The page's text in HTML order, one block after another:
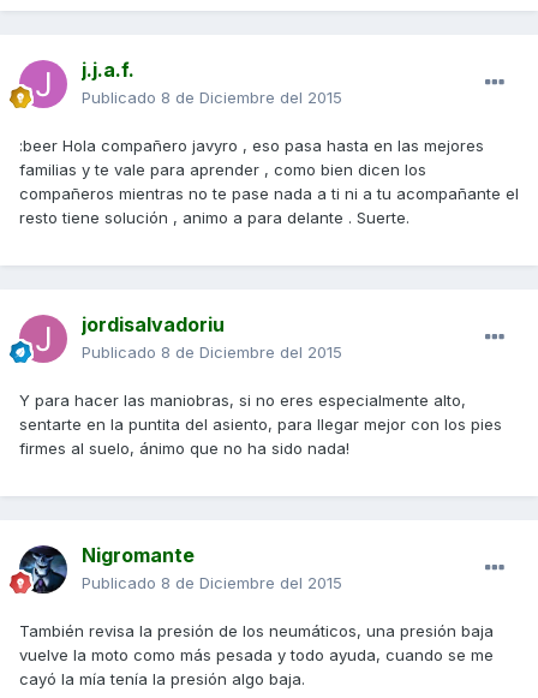
j.j.a.f.
Publicado 8 de Diciembre del 2015
:beer Hola compañero javyro , eso pasa hasta en las mejores
familias y te vale para aprender , como bien dicen los
compañeros mientras no te pase nada a ti ni a tu acompañante el
resto tiene solución , animo a para delante . Suerte.
jordisalvadoriu
Publicado 8 de Diciembre del 2015
Y para hacer las maniobras, si no eres especialmente alto,
sentarte en la puntita del asiento, para llegar mejor con los pies
firmes al suelo, ánimo que no ha sido nada!
Nigromante
Publicado 8 de Diciembre del 2015
También revisa la presión de los neumáticos, una presión baja
vuelve la moto como más pesada y todo ayuda, cuando se me
cayó la mía tenía la presión algo baja.